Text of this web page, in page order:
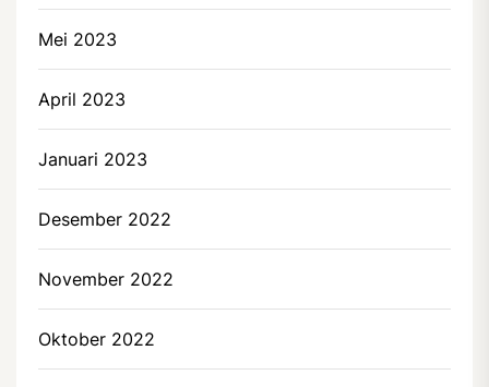
Mei 2023
April 2023
Januari 2023
Desember 2022
November 2022
Oktober 2022